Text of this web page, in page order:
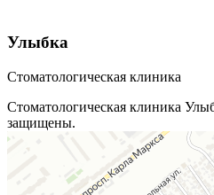
Улыбка
Стоматологическая клиника
Стоматологическая клиника
защищены.